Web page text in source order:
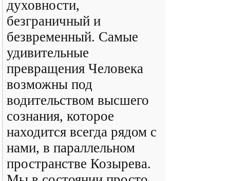
духовности,
безграничный и
безвременный. Самые
удивительные
превращения Человека
возможны под
водительством высшего
сознания, которое
находится всегда рядом с
нами, в параллельном
пространстве Козырева.